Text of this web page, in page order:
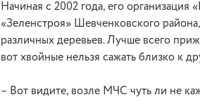
Начиная с 2002 года, его
«Зеленстроя» Шевченковского
различных деревьев. Лучше всего
вот хвойные нельзя сажать близко к
– Вот видите, возле МЧС чуть ли не